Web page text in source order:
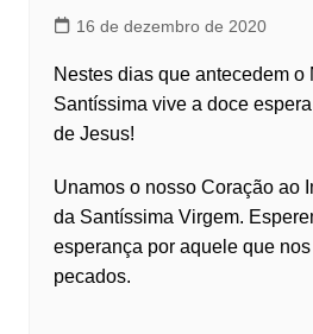
16 de dezembro de 2020
Nestes dias que antecedem o
Santíssima vive a doce
de Jesus!
Unamos o nosso Coração ao
da Santíssima Virgem.
esperança por aquele que
pecados.